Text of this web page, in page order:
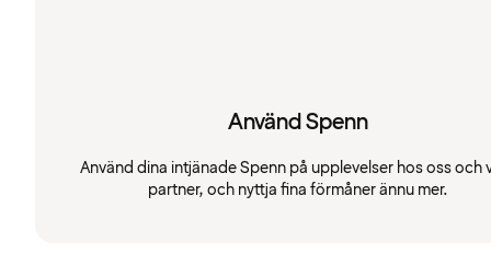
Använd Spenn
Använd dina intjänade Spenn på upplevelser hos oss och
partner, och nyttja fina förmåner ännu mer.